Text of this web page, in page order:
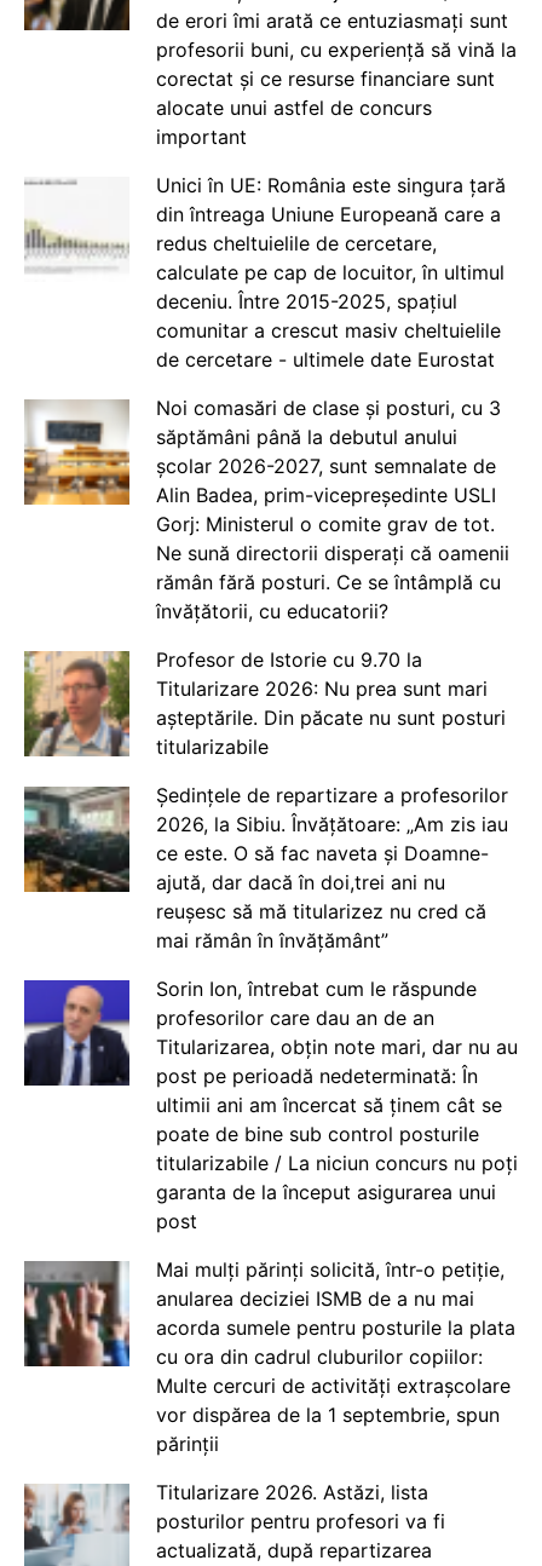
de erori îmi arată ce entuziasmați sunt
profesorii buni, cu experiență să vină la
corectat și ce resurse financiare sunt
alocate unui astfel de concurs
important
Unici în UE: România este singura țară
din întreaga Uniune Europeană care a
redus cheltuielile de cercetare,
calculate pe cap de locuitor, în ultimul
deceniu. Între 2015-2025, spațiul
comunitar a crescut masiv cheltuielile
de cercetare - ultimele date Eurostat
Noi comasări de clase și posturi, cu 3
săptămâni până la debutul anului
școlar 2026-2027, sunt semnalate de
Alin Badea, prim-vicepreședinte USLI
Gorj: Ministerul o comite grav de tot.
Ne sună directorii disperați că oamenii
rămân fără posturi. Ce se întâmplă cu
învățătorii, cu educatorii?
Profesor de Istorie cu 9.70 la
Titularizare 2026: Nu prea sunt mari
așteptările. Din păcate nu sunt posturi
titularizabile
Ședințele de repartizare a profesorilor
2026, la Sibiu. Învățătoare: „Am zis iau
ce este. O să fac naveta și Doamne-
ajută, dar dacă în doi,trei ani nu
reușesc să mă titularizez nu cred că
mai rămân în învățământ”
Sorin Ion, întrebat cum le răspunde
profesorilor care dau an de an
Titularizarea, obțin note mari, dar nu au
post pe perioadă nedeterminată: În
ultimii ani am încercat să ținem cât se
poate de bine sub control posturile
titularizabile / La niciun concurs nu poți
garanta de la început asigurarea unui
post
Mai mulți părinți solicită, într-o petiție,
anularea deciziei ISMB de a nu mai
acorda sumele pentru posturile la plata
cu ora din cadrul cluburilor copiilor:
Multe cercuri de activități extrașcolare
vor dispărea de la 1 septembrie, spun
părinții
Titularizare 2026. Astăzi, lista
posturilor pentru profesori va fi
actualizată, după repartizarea